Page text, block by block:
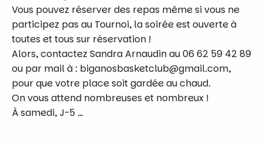
Vous pouvez réserver des repas même si vous ne
participez pas au Tournoi, la soirée est ouverte à
toutes et tous sur réservation !
Alors, contactez Sandra Arnaudin au 06 62 59 42 89
ou par mail à : biganosbasketclub@gmail.com,
pour que votre place soit gardée au chaud.
On vous attend nombreuses et nombreux !
À samedi, J-5 …